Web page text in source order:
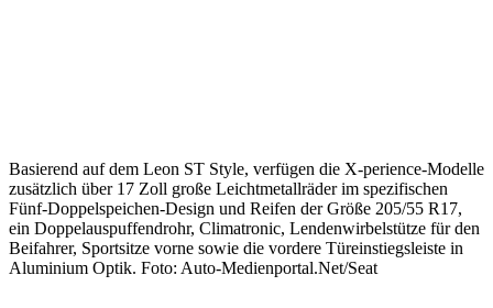
Basierend auf dem Leon ST Style, verfügen die X-perience-Modelle
zusätzlich über 17 Zoll große Leichtmetallräder im spezifischen
Fünf-Doppelspeichen-Design und Reifen der Größe 205/55 R17,
ein Doppelauspuffendrohr, Climatronic, Lendenwirbelstütze für den
Beifahrer, Sportsitze vorne sowie die vordere Türeinstiegsleiste in
Aluminium Optik. Foto: Auto-Medienportal.Net/Seat